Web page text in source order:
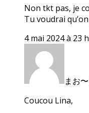
Non tkt pas, je
Tu voudrai
4 mai 2024 à 23
まお
Coucou Lina,